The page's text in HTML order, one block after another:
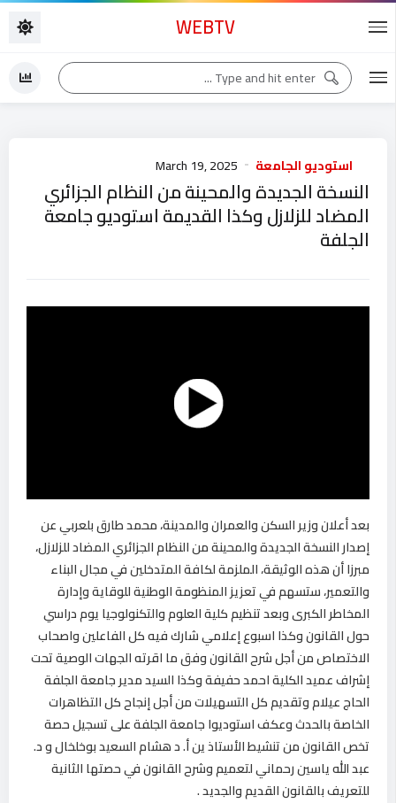
WEBTV
استوديو الجامعة March 19, 2025
النسخة الجديدة والمحينة من النظام الجزائري
المضاد للزلازل وكذا القديمة استوديو جامعة
الجلفة
بعد أعلان وزير السكن والعمران والمدينة، محمد طارق بلعربي عن
إصدار النسخة الجديدة والمحينة من النظام الجزائري المضاد للزلازل،
مبرزا أن هذه الوثيقة، الملزمة لكافة المتدخلين في مجال البناء
والتعمير، ستسهم في تعزيز المنظومة الوطنية للوقاية وإدارة
المخاطر الكبرى وبعد تنظيم كلية العلوم والتكنولوجيا يوم دراسي
حول القانون وكذا اسبوع إعلامي شارك فيه كل الفاعلين واصحاب
الاختصاص من أجل شرح القانون وفق ما اقرته الجهات الوصية تحت
إشراف عميد الكلية احمد حفيفة وكذا السيد مدير جامعة الجلفة
الحاج عيلام وتقديم كل التسهيلات من أجل إنجاح كل التظاهرات
الخاصة بالحدث وعكف استوديوا جامعة الجلفة على تسجيل حصة
تخص القانون من تنشيط الأستاذ ين أ. د هشام السعيد بوخلخال و د.
عبد الله ياسين رحماني لتعميم وشرح القانون في حصتها الثانية
للتعريف بالقانون القديم والجديد .